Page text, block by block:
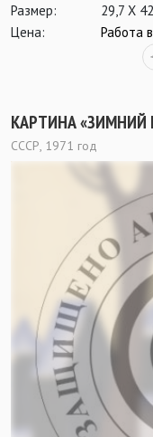
Размер:
29,7 Х
Цена:
Работа
КАРТИНА «ЗИМНИЙ
СССР, 1971 год